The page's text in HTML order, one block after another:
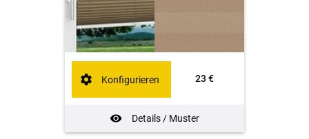
23 €
Details / Muster
Konfigurieren